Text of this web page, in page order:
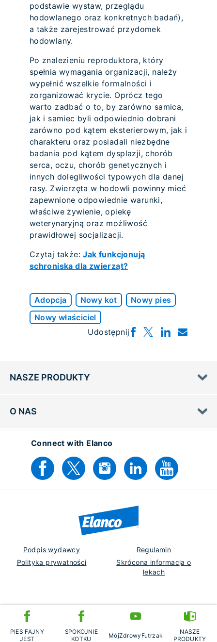
podstawie wystaw, przeglądu
hodowlanego oraz konkretnych badań),
a także zarejestrować przydomek
hodowlany.
Po znalezieniu reproduktora, który
spełnia wymagania organizacji, należy
wypełnić wszelkie formalności i
zorganizować krycie. Oprócz tego
warto zadbać o to, by zarówno samica,
jak i samiec byli odpowiednio dobrani
zarówno pod kątem eksterierowym, jak i
charakteru oraz posiadali niezbędne
badania pod kątem dysplazji, chorób
serca, oczu, chorób genetycznych i
innych dolegliwości typowych dla danej
rasy. Zwierzęta w hodowli powinny mieć
zapewnione odpowiednie warunki,
właściwe żywienie, opiekę
weterynaryjną oraz możliwość
prawidłowej socjalizacji.
Czytaj także:Jak funkcjonują
schroniska dla zwierząt?
Adopcja Nowy kot
Nowy pies
Nowy właściciel
Udostępnij
NASZE PRODUKTY
O NAS
Connect with Elanco
Podpis wydawcy
Regulamin
Polityka prywatności
Skrócona informacja o
lekach
EM-PL-25-0034
© 2026 Elanco or its affiliates.
PIES FAJNY
JEST
SPOKOJNIE
KOTKU
MójZdrowyFutrzak
NASZE
PRODUKTY